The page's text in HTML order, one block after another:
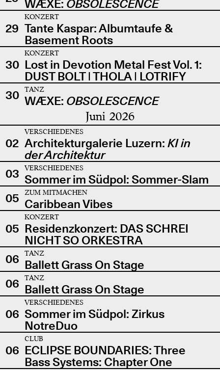
WÆXE: OBSOLESCENCE
29
KONZERT
Tante Kaspar: Albumtaufe &
Basement Roots
30
KONZERT
Lost in Devotion Metal Fest Vol. 1:
DUST BOLT | THOLA | LOTRIFY
30
TANZ
WÆXE: OBSOLESCENCE
Juni 2026
02
VERSCHIEDENES
Architekturgalerie Luzern: KI in
der Architektur
03
VERSCHIEDENES
Sommer im Südpol: Sommer-Slam
05
ZUM MITMACHEN
Caribbean Vibes
05
KONZERT
Residenzkonzert: DAS SCHREI
NICHT SO ORKESTRA
06
TANZ
Ballett Grass On Stage
06
TANZ
Ballett Grass On Stage
06
VERSCHIEDENES
Sommer im Südpol: Zirkus
NotreDuo
06
CLUB
ECLIPSE BOUNDARIES: Three
Bass Systems: Chapter One